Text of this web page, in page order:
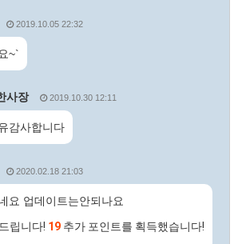
2019.10.05 22:32
~`
사장 2019.10.30 12:11
감사합니다
2020.02.18 21:03
요 업데이트는안되나요
립니다! 19 추가 포인트를 획득했습니다!